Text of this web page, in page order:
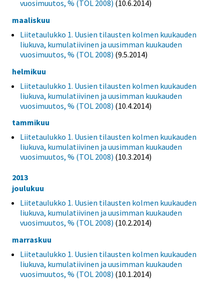
vuosimuutos, % (TOL 2008) (10.6.2014)
maaliskuu
Liitetaulukko 1. Uusien tilausten kolmen kuukauden
liukuva, kumulatiivinen ja uusimman kuukauden
vuosimuutos, % (TOL 2008) (9.5.2014)
helmikuu
Liitetaulukko 1. Uusien tilausten kolmen kuukauden
liukuva, kumulatiivinen ja uusimman kuukauden
vuosimuutos, % (TOL 2008) (10.4.2014)
tammikuu
Liitetaulukko 1. Uusien tilausten kolmen kuukauden
liukuva, kumulatiivinen ja uusimman kuukauden
vuosimuutos, % (TOL 2008) (10.3.2014)
2013
joulukuu
Liitetaulukko 1. Uusien tilausten kolmen kuukauden
liukuva, kumulatiivinen ja uusimman kuukauden
vuosimuutos, % (TOL 2008) (10.2.2014)
marraskuu
Liitetaulukko 1. Uusien tilausten kolmen kuukauden
liukuva, kumulatiivinen ja uusimman kuukauden
vuosimuutos, % (TOL 2008) (10.1.2014)